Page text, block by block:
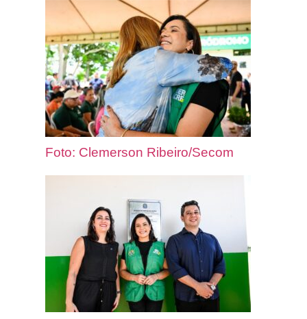
Foto: Clemerson Ribeiro/Secom